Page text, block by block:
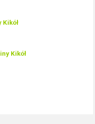
Kikół
Kikół